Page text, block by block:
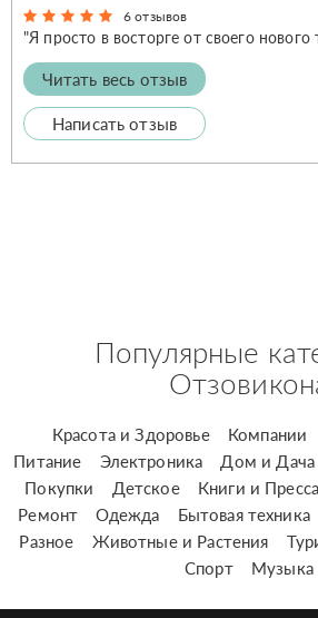
6 отзывов
"Я просто в восторге от своего нового
Читать весь отзыв
Написать отзыв
Популярные
Красота и Здоровье Компании
Питание
Электроника Дом и Дача
Покупки
Детское Книги и Пресса
Ремонт
Одежда Бытовая техника
Разное
Животные и Растения
Спорт
Музыка